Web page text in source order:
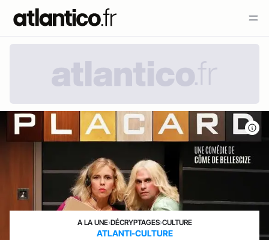
A LA UNE›DÉCRYPTAGES›CULTURE
ATLANTI-CULTURE